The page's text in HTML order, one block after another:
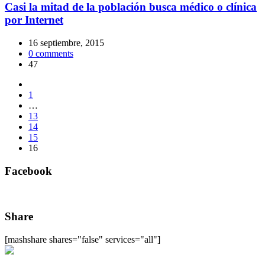
Casi la mitad de la población busca médico o clínica
por Internet
16 septiembre, 2015
0 comments
47
1
…
13
14
15
16
Facebook
Share
[mashshare shares="false" services="all"]